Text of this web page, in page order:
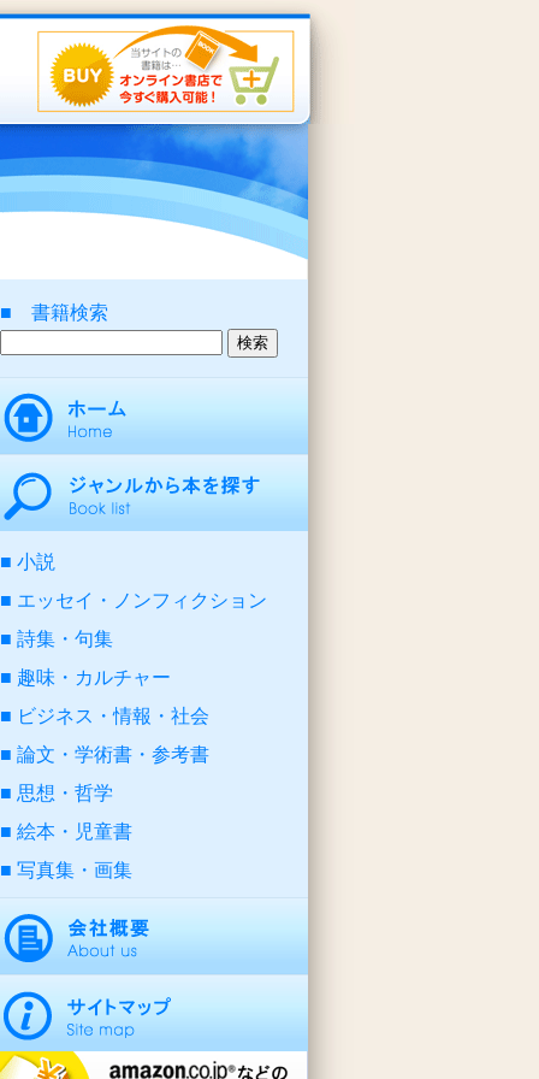
■ 書籍検索
小説
エッセイ・ノンフィクション
詩集・句集
趣味・カルチャー
ビジネス・情報・社会
論文・学術書・参考書
思想・哲学
絵本・児童書
写真集・画集